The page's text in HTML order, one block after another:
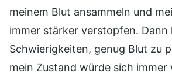
meinem Blut ansammeln und
immer stärker verstopfen. Dann
Schwierigkeiten, genug Blut zu
mein Zustand würde sich immer